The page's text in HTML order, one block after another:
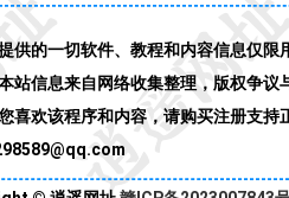
供的一切软件、教程和内容信息仅
站信息来自网络收集整理，版权争议
喜欢该程序和内容，请购买注册支